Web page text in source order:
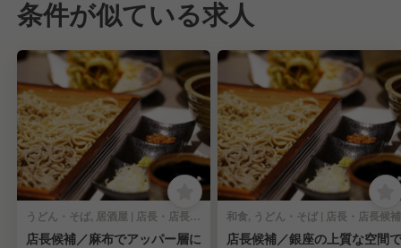
条件が似ている求人
うどん・そば, 居酒屋 | 店長・店長候補
店長候補／麻布でアッパー層に
和食, うどん・そば | 店長・店長候補
店長候補／銀座の上質な空間で